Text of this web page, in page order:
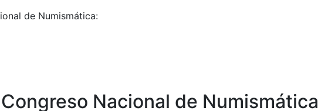
de Numismática:
Nacional de Numismática